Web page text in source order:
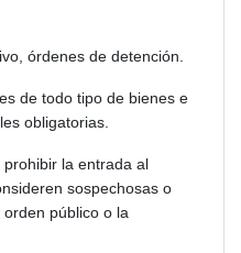
órdenes de detención.
de todo tipo de bienes e
obligatorias.
la entrada al
sospechosas o
público o la